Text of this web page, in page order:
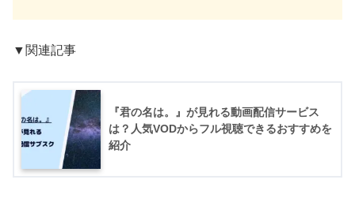
▼関連記事
『君の名は。』が見れる動画配信サービス
は？人気VODからフル視聴できるおすすめを
紹介